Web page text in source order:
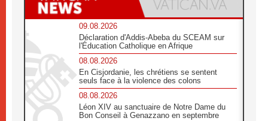
09.08.2026
Déclaration d'Addis-Abeba du SCEAM sur
l'Éducation Catholique en Afrique
08.08.2026
En Cisjordanie, les chrétiens se sentent
seuls face à la violence des colons
08.08.2026
Léon XIV au sanctuaire de Notre Dame du
Bon Conseil à Genazzano en septembre